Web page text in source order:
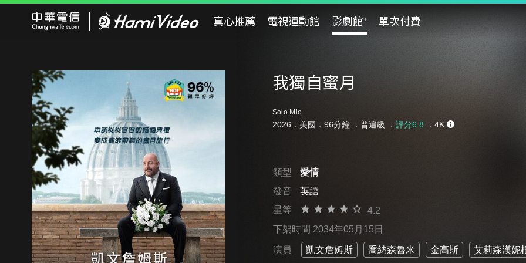
真心推薦 電視運動館 影劇館⁺ 單次付費
我獨自蜜月
Solo Mio
2026．美國．96分鐘 ． 普遍級 ． 評分6.8 ．4K
類型
愛情
發音
英語
星等
4.2
下架時間 2034年05月15日
演員 凱文詹姆斯 喬納森魯米 金高斯 艾莉森漢妮